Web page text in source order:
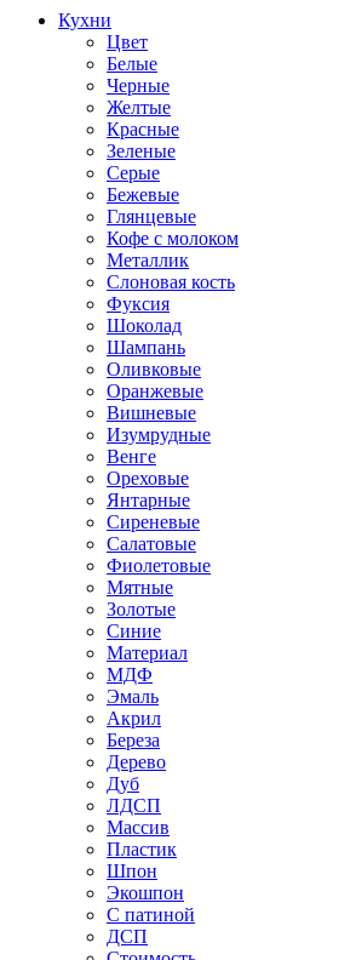
Кухни
Цвет
Белые
Черные
Желтые
Красные
Зеленые
Серые
Бежевые
Глянцевые
Кофе с молоком
Металлик
Слоновая кость
Фуксия
Шоколад
Шампань
Оливковые
Оранжевые
Вишневые
Изумрудные
Венге
Ореховые
Янтарные
Сиреневые
Салатовые
Фиолетовые
Мятные
Золотые
Синие
Материал
МДФ
Эмаль
Акрил
Береза
Дерево
Дуб
ЛДСП
Массив
Пластик
Шпон
Экошпон
С патиной
ДСП